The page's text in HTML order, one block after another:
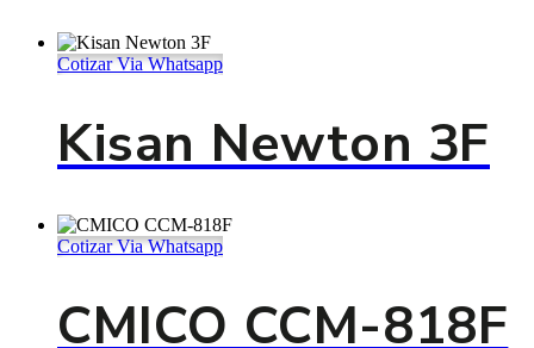
Cotizar Via Whatsapp
Kisan Newton 3F
Cotizar Via Whatsapp
CMICO CCM-818F